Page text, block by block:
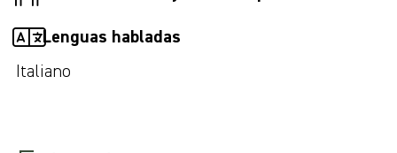
Lenguas habladas
Italiano